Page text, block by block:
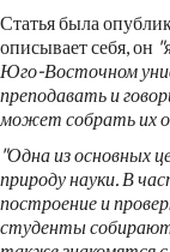
Статья была
описывает себя, он
Юго-Восточном
преподавать и
может собрать их
"Одна из основных
природу науки. В
построение и
студенты